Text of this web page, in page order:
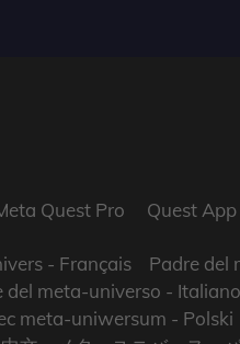
Quest Pro Quest
- Français Padre del
del meta-universo - Italiano
meta-uniwersum - Polski